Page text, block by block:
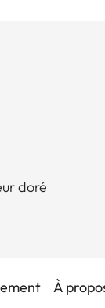
doré
À